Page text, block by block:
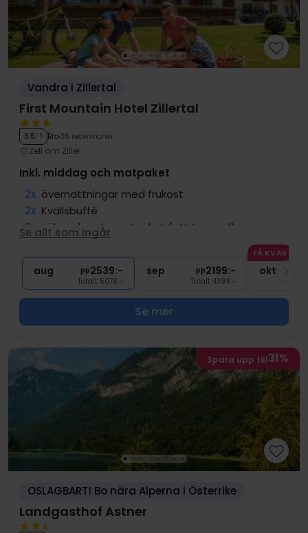
Vandra i Zillertal
First Mountain Hotel Zillertal
3.5/ 5 Bra 35 recensioner
Zell am Ziller
Inkl. middag och matpaket
2x övernattningar med frukost
2x Kvällsbuffé
2x välsmakande matpaket (att ta med)
Kaffe och kaka
∞ Gratis dryck
Se allt som ingår
aug pp2539:-
Totalt 5078:-
sep pp2199:-
Totalt 4398:-
FÅ KVAR
okt
Se mer
Spara upp till31%
OSLAGBART! Bo nära Alperna i Österrike
Landgasthof Astner